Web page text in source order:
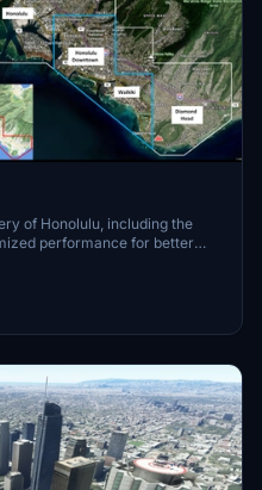
of Honolulu, including the
performance for better
and more with this
by adding free mods for
in Pearl Harbor and